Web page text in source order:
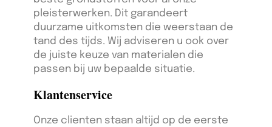
pleisterwerken. Dit garandeert
duurzame uitkomsten die weerstaan de
tand des tijds. Wij adviseren u ook over
de juiste keuze van materialen die
passen bij uw bepaalde situatie.
Klantenservice
Onze clienten staan altijd op de eerste